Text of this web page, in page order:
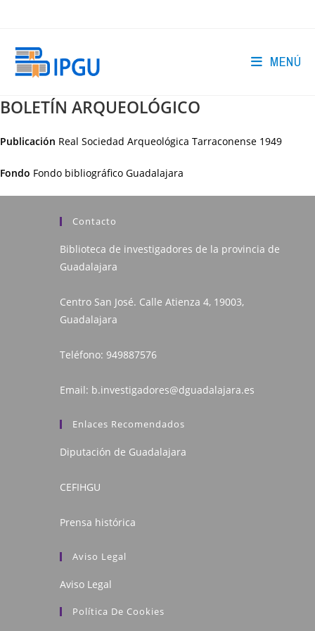
MENÚ
BOLETÍN ARQUEOLÓGICO
Publicación Real Sociedad Arqueológica Tarraconense 1949
Fondo Fondo bibliográfico Guadalajara
Contacto
Biblioteca de investigadores de la provincia de
Guadalajara
Centro San José. Calle Atienza 4, 19003,
Guadalajara
Teléfono: 949887576
Email: b.investigadores@dguadalajara.es
Enlaces Recomendados
Diputación de Guadalajara
CEFIHGU
Prensa histórica
Aviso Legal
Aviso Legal
Política De Cookies